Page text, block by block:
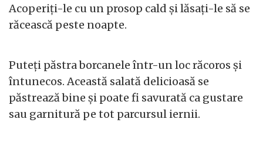
Acoperiți-le cu un prosop cald și lăsați-le să se
răcească peste noapte.
Puteți păstra borcanele într-un loc răcoros și
întunecos. Această salată delicioasă se
păstrează bine și poate fi savurată ca gustare
sau garnitură pe tot parcursul iernii.